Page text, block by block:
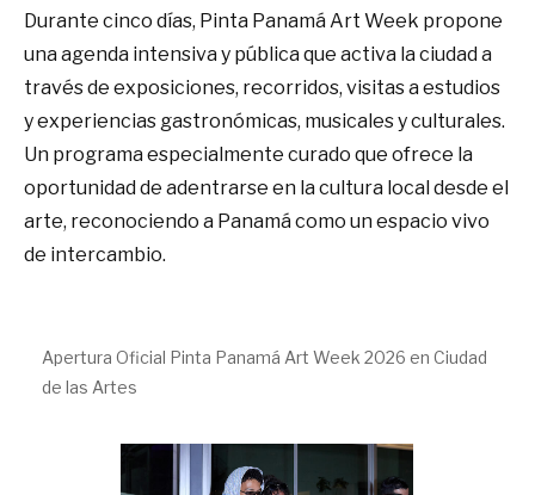
Durante cinco días, Pinta Panamá Art Week propone
una agenda intensiva y pública que activa la ciudad a
través de exposiciones, recorridos, visitas a estudios
y experiencias gastronómicas, musicales y culturales.
Un programa especialmente curado que ofrece la
oportunidad de adentrarse en la cultura local desde el
arte, reconociendo a Panamá como un espacio vivo
de intercambio.
Apertura Oficial Pinta Panamá Art Week 2026 en Ciudad
de las Artes